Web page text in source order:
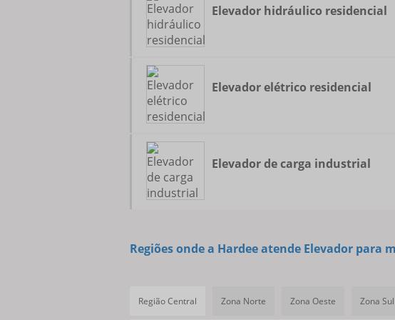
Elevador hidráulico residencial
Elevador elétrico residencial
Elevador de carga industrial
Regiões onde a Hardee atende Elevador para
Região Central Zona Norte Zona Oeste Zona Sul